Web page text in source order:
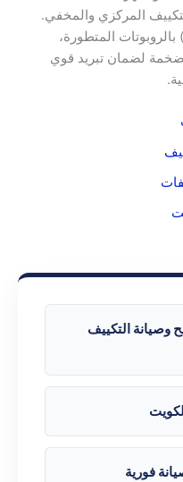
المركزي والمخفي.
المتطورة،
لضمان تبريد قوي
وصيانة التكييف
فورية